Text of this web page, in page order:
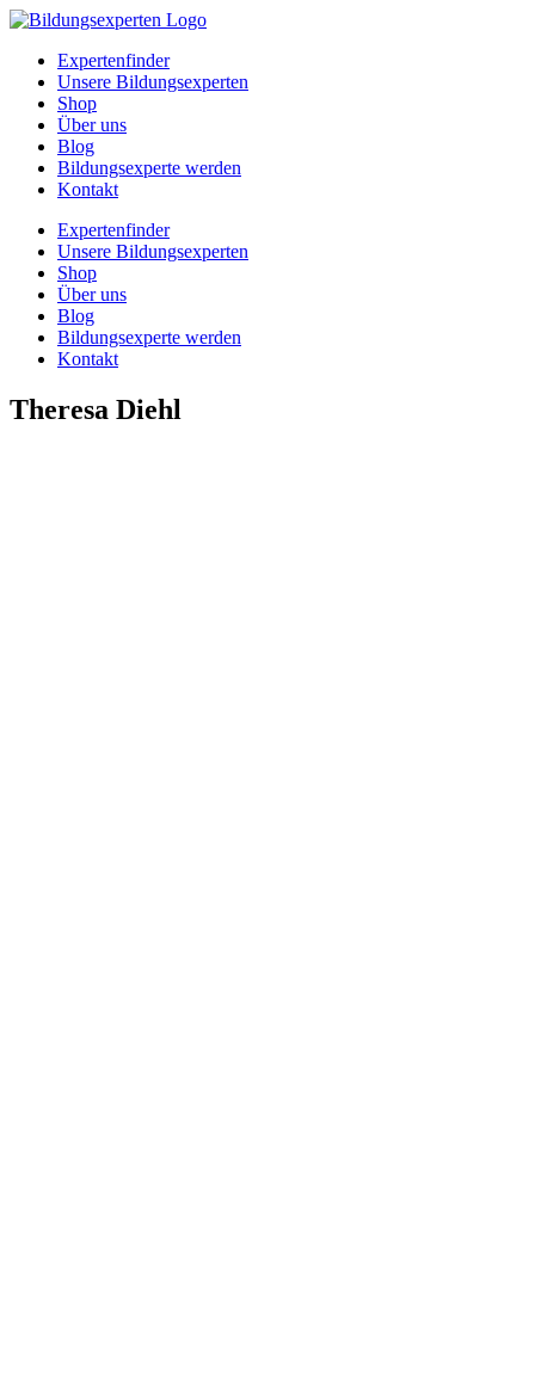
Zum
springenExpertenfinder
Unsere Bildungsexperten
Shop
Über uns
Blog
Bildungsexperte werden
Kontakt
Expertenfinder
Unsere Bildungsexperten
Shop
Über uns
Blog
Bildungsexperte werden
Kontakt
Theresa Diehl